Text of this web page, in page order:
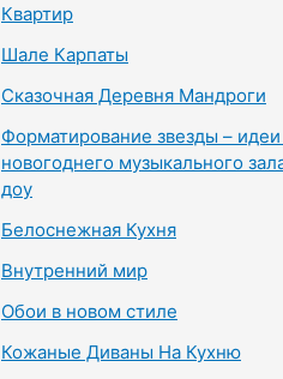
Квартир
Шале Карпаты
Сказочная Деревня Мандроги
Форматирование звезды –
новогоднего музыкального
доу
Белоснежная Кухня
Внутренний мир
Обои в новом стиле
Кожаные Диваны На Кухню